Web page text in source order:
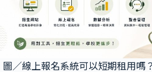
圖／線上報名系統可以短期租用嗎